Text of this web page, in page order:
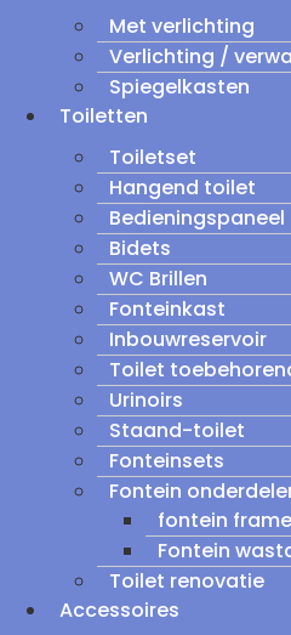
Met verlichting
Verlichting /
Spiegelkasten
Toiletten
Toiletset
Hangend toilet
Bidets
WC Brillen
Fonteinkast
Inbouwreservoir
Toilet
Urinoirs
Staand-toilet
Fonteinsets
Fontein
fontein frame
Fontein
Toilet renovatie
Accessoires